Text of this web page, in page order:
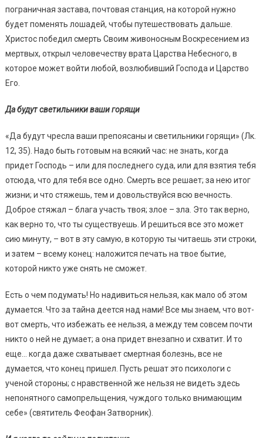
пограничная застава, почтовая станция, на которой нужно
будет поменять лошадей, чтобы путешествовать дальше.
Христос победил смерть Своим живоносным Воскресением из
мертвых, открыл человечеству врата Царства Небесного, в
которое может войти любой, возлюбивший Господа и Царство
Его.
Да будут светильники ваши горящи
«Да будут чресла ваши препоясаны и светильники горящи» (Лк.
12, 35). Надо быть готовым на всякий час: не знать, когда
придет Господь – или для последнего суда, или для взятия тебя
отсюда, что для тебя все одно. Смерть все решает; за нею итог
жизни; и что стяжешь, тем и довольствуйся всю вечность.
Доброе стяжал – блага участь твоя; злое – зла. Это так верно,
как верно то, что ты существуешь. И решиться все это может
сию минуту, – вот в эту самую, в которую ты читаешь эти строки,
и затем – всему конец: наложится печать на твое бытие,
которой никто уже снять не сможет.
Есть о чем подумать! Но надивиться нельзя, как мало об этом
думается. Что за тайна деется над нами! Все мы знаем, что вот-
вот смерть, что избежать ее нельзя, а между тем совсем почти
никто о ней не думает; а она придет внезапно и схватит. И то
еще… когда даже схватывает смертная болезнь, все не
думается, что конец пришел. Пусть решат это психологи с
ученой стороны; с нравственной же нельзя не видеть здесь
непонятного самопрельщения, чуждого только внимающим
себе» (святитель Феофан Затворник).